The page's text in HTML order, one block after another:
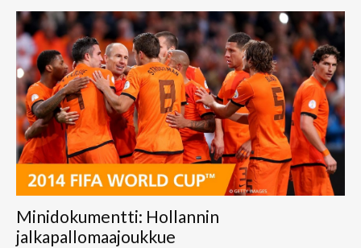
Minidokumentti: Hollannin
jalkapallomaajoukkue